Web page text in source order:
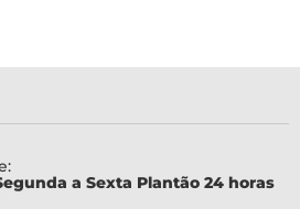
a Sexta Plantão 24 horas